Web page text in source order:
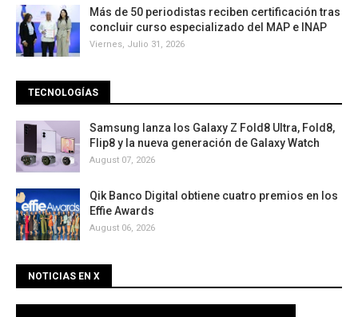
Más de 50 periodistas reciben certificación tras
concluir curso especializado del MAP e INAP
Viernes, Julio 31, 2026
TECNOLOGÍAS
Samsung lanza los Galaxy Z Fold8 Ultra, Fold8,
Flip8 y la nueva generación de Galaxy Watch
August 07, 2026
Qik Banco Digital obtiene cuatro premios en los
Effie Awards
August 06, 2026
NOTICIAS EN X